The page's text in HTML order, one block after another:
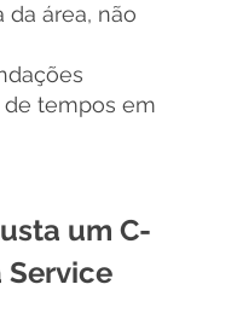
da área, não
de tempos em
um C-
Service